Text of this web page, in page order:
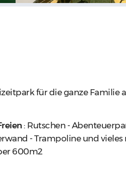
für die ganze Familie
: Rutschen -
- Trampoline und vieles
600m2